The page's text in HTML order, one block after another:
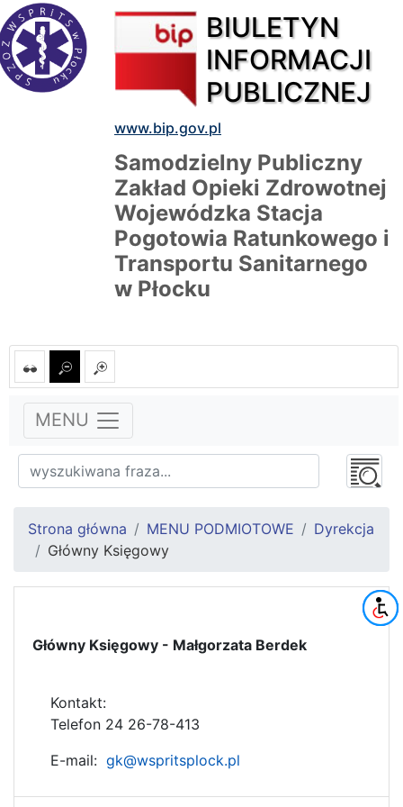
BIULETYN
INFORMACJI
PUBLICZNEJ
www.bip.gov.pl
Samodzielny Publiczny
Zakład Opieki Zdrowotnej
Wojewódzka Stacja
Pogotowia Ratunkowego i
Transportu Sanitarnego
w Płocku
MENU
Strona główna MENU PODMIOTOWE
Dyrekcja
Główny Księgowy
Główny Księgowy - Małgorzata Berdek
Kontakt:
Telefon 24 26-78-413
E-mail: gk@wspritsplock.pl